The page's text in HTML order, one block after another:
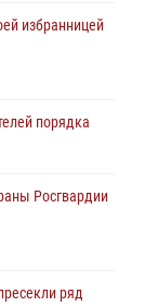
по
СОБР
избранницей
порядка
Росгвардии
ряд